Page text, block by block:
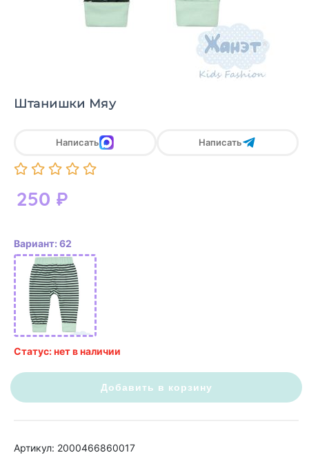
Штанишки Мяу
250 ₽
Написать Написать
Вариант: 62
Статус: нет в наличии
Добавить в корзину
Артикул: 2000466860017